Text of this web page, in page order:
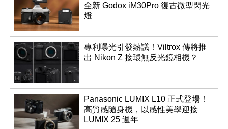
全新 Godox iM30Pro 復古微型閃光
燈
專利曝光引發熱議！Viltrox 傳將推
出 Nikon Z 接環無反光鏡相機？
Panasonic LUMIX L10 正式登場！
高質感隨身機，以感性美學迎接
LUMIX 25 週年